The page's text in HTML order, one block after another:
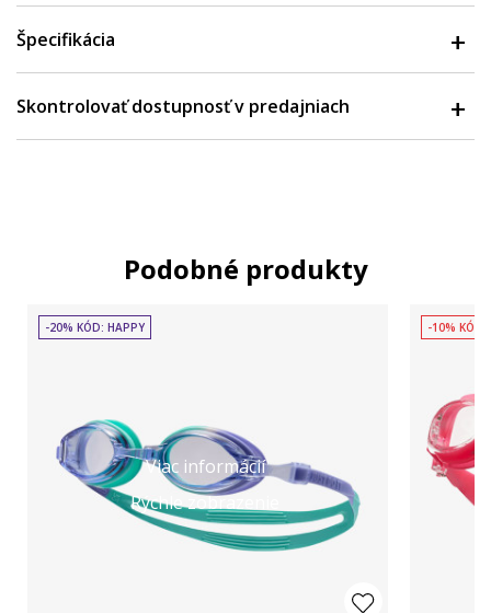
Špecifikácia
Skontrolovať dostupnosť v predajniach
Podobné produkty
Viac informácií
Rýchle zobrazenie
-20% KÓD: HAPPY -10% KÓD: